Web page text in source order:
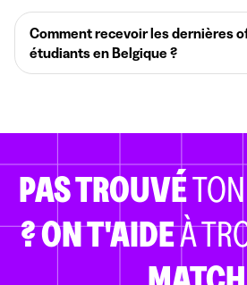
Comment recevoir les dernières
étudiants en Belgique ?
PAS TROUVÉTON
?ON T'AIDEÀ